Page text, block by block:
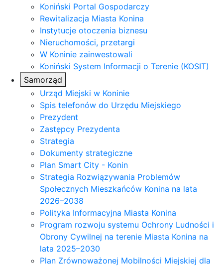
Koniński Portal Gospodarczy
Rewitalizacja Miasta Konina
Instytucje otoczenia biznesu
Nieruchomości, przetargi
W Koninie zainwestowali
Koniński System Informacji o Terenie (KOSIT)
Samorząd
Urząd Miejski w Koninie
Spis telefonów do Urzędu Miejskiego
Prezydent
Zastępcy Prezydenta
Strategia
Dokumenty strategiczne
Plan Smart City - Konin
Strategia Rozwiązywania Problemów
Społecznych Mieszkańców Konina na lata
2026–2038
Polityka Informacyjna Miasta Konina
Program rozwoju systemu Ochrony Ludności i
Obrony Cywilnej na terenie Miasta Konina na
lata 2025–2030
Plan Zrównoważonej Mobilności Miejskiej dla